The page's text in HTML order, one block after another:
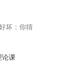
坏：你猜
论课